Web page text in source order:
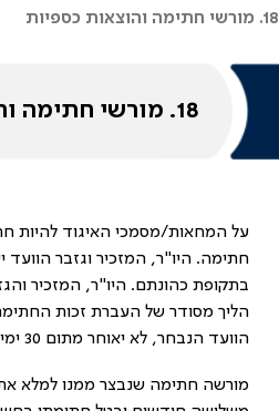
18. מורשי חתימה והוצאות כספיות
18. מורשי חתימה והוצאות כספיות
על המחאות/מסמכי האיגוד להיות
חתימה. היו"ר, המזכיר וגזבר
בתקופת כהונתם. היו"ר, המזכיר
הליך מסודר של העברת זכות
הוועד הנבחר, לא יאוחר מתום 30 ימים לאחר הבחירות.
מורשה חתימה שנבצר ממנו למלא